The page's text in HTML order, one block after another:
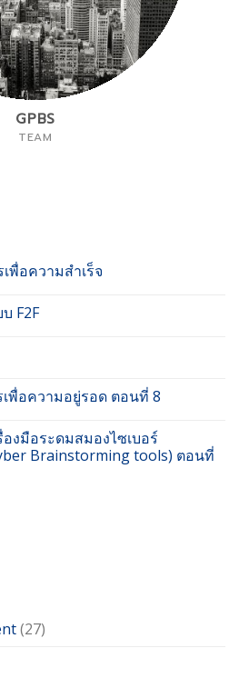
GPBS
TEAM
พื่อความสำเร็จ
F2F
พื่อความอยู่รอด ตอนที่ 8
องมือระดมสมองไซเบอร์
Brainstorming tools) ตอนที่
(27)